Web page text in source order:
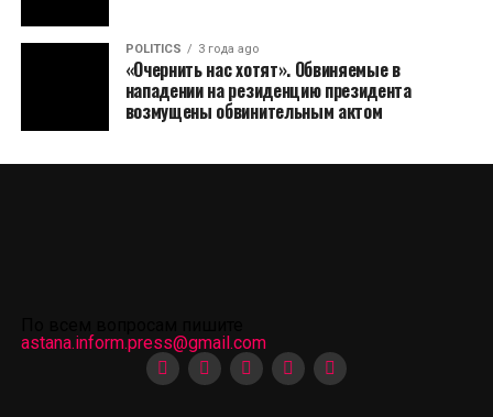
POLITICS 3 года ago
«Очернить нас хотят». Обвиняемые в
нападении на резиденцию президента
возмущены обвинительным актом
astana.inform.press@gmail.com